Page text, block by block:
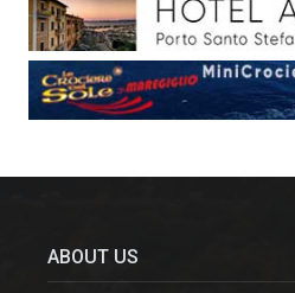
ABOUT US